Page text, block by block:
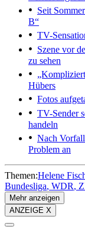
Seit
B“
TV-
Szene vor
zu sehen
Hübers
Fotos
TV-Sender
handeln
Nach
Problem an
Themen:Helene
Bundesliga WDR
Mehr anzeigen
ANZEIGE X